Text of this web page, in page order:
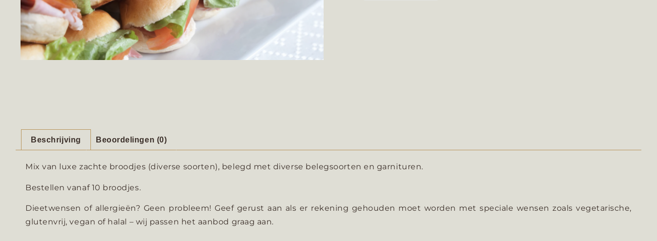
Beschrijving Beoordelingen (0)
Mix van luxe zachte broodjes (diverse soorten), belegd met diverse belegsoorten en garnituren.
Bestellen vanaf 10 broodjes.
Dieetwensen of allergieën? Geen probleem! Geef gerust aan als er rekening gehouden moet worden met speciale wensen zoals vegetarische,
glutenvrij, vegan of halal – wij passen het aanbod graag aan.